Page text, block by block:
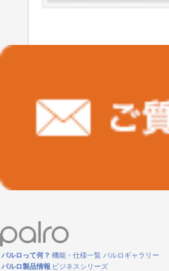
パルロって何？ 機能・仕様一覧 パルロギャラリー
パルロ製品情報 ビジネスシリーズ